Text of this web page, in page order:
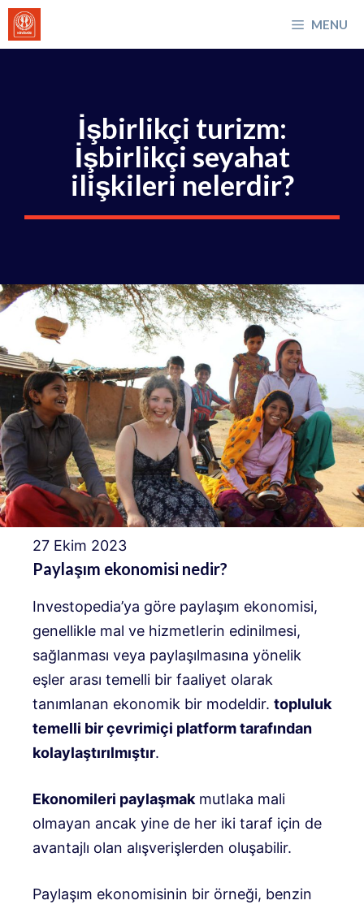
İçeriğe
atla
MENU
İşbirlikçi turizm:
İşbirlikçi seyahat
ilişkileri nelerdir?
27 Ekim 2023
Paylaşım ekonomisi nedir?
Investopedia’ya göre paylaşım ekonomisi,
genellikle mal ve hizmetlerin edinilmesi,
sağlanması veya paylaşılmasına yönelik
eşler arası temelli bir faaliyet olarak
tanımlanan ekonomik bir modeldir. topluluk
temelli bir çevrimiçi platform tarafından
kolaylaştırılmıştır.
Ekonomileri paylaşmakmutlaka mali
olmayan ancak yine de her iki taraf için de
avantajlı olan alışverişlerden oluşabilir.
Paylaşım ekonomisinin bir örneği, benzin